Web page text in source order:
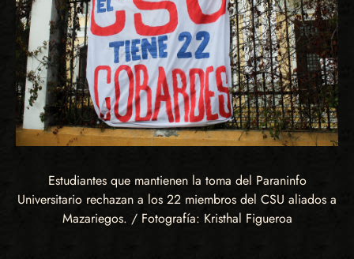
Estudiantes que mantienen la toma del Paraninfo
Universitario rechazan a los 22 miembros del CSU aliados a
Mazariegos. / Fotografía: Kristhal Figueroa